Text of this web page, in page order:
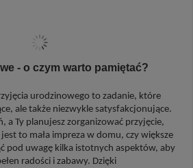
- o czym warto pamiętać?
urodzinowego to zadanie, które
ale także niezwykle satysfakcjonujące.
a Ty planujesz zorganizować przyjęcie,
to mała impreza w domu, czy większe
pod uwagę kilka istotnych aspektów, aby
radości i zabawy. Dzięki